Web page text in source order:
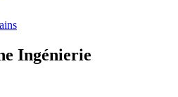
Ingénierie